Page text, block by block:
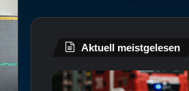
Aktuell meistgelesen